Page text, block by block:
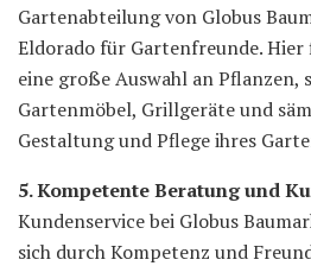
Gartenabteilung von Globus
Eldorado für Gartenfreunde.
eine große Auswahl an Pflanzen,
Gartenmöbel, Grillgeräte und
Gestaltung und Pflege ihres
5. Kompetente Beratung und
Kundenservice bei Globus
sich durch Kompetenz und